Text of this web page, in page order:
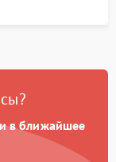
в ближайшее